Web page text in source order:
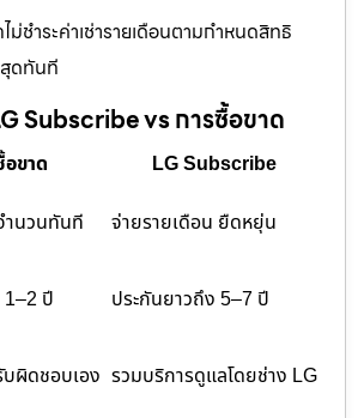
ม่ชำระค่าเช่ารายเดือนตามกำหนดสิทธิ
ดทันที
Subscribe vs การซื้อขาด
ขาด
LG Subscribe
ำนวนทันที จ่ายรายเดือน ยืดหยุ่น
ปี ประกันยาวถึง 5–7 ปี
บผิดชอบเอง รวมบริการดูแลโดยช่าง LG